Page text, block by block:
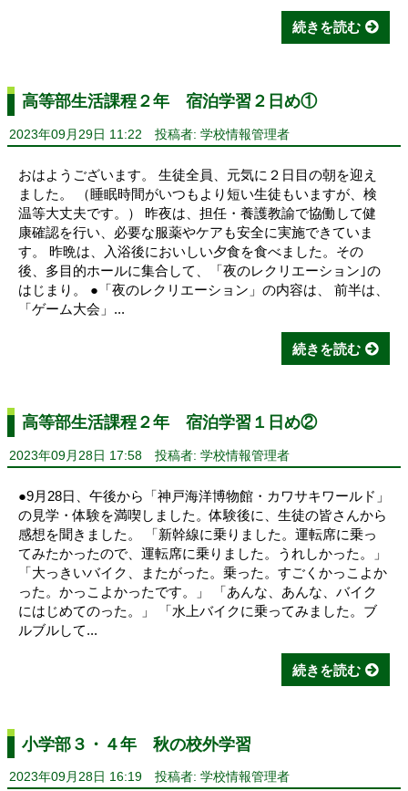
続きを読む
高等部生活課程２年 宿泊学習２日め①
2023年09月29日 11:22 投稿者: 学校情報管理者
おはようございます。 生徒全員、元気に２日目の朝を迎え
ました。 （睡眠時間がいつもより短い生徒もいますが、検
温等大丈夫です。） 昨夜は、担任・養護教諭で協働して健
康確認を行い、必要な服薬やケアも安全に実施できていま
す。 昨晩は、入浴後においしい夕食を食べました。その
後、多目的ホールに集合して、「夜のレクリエーション｣の
はじまり。 ●「夜のレクリエーション」の内容は、 前半は、
「ゲーム大会」...
続きを読む
高等部生活課程２年 宿泊学習１日め②
2023年09月28日 17:58 投稿者: 学校情報管理者
●9月28日、午後から「神戸海洋博物館・カワサキワールド」
の見学・体験を満喫しました。体験後に、生徒の皆さんから
感想を聞きました。️ 「新幹線に乗りました。運転席に乗っ
てみたかったので、運転席に乗りました。うれしかった。」
「大っきいバイク、またがった。乗った。すごくかっこよか
った。かっこよかったです。」 ️「あんな、あんな、バイク
にはじめてのった。」 ️「水上バイクに乗ってみました。ブ
ルブルして...
続きを読む
小学部３・４年 秋の校外学習
2023年09月28日 16:19 投稿者: 学校情報管理者